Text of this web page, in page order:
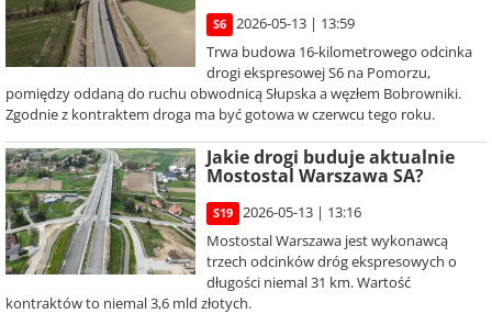
S6
2026-05-13 | 13:59
Trwa budowa 16-kilometrowego odcinka
drogi ekspresowej S6 na Pomorzu,
pomiędzy oddaną do ruchu obwodnicą Słupska a węzłem Bobrowniki.
Zgodnie z kontraktem droga ma być gotowa w czerwcu tego roku.
Jakie drogi buduje aktualnie
Mostostal Warszawa SA?
S19
2026-05-13 | 13:16
Mostostal Warszawa jest wykonawcą
trzech odcinków dróg ekspresowych o
długości niemal 31 km. Wartość
kontraktów to niemal 3,6 mld złotych.